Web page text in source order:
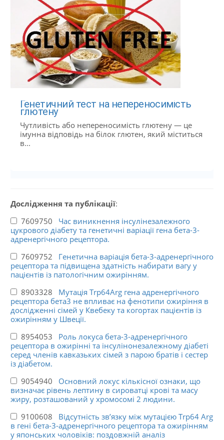
Генетичний тест на непереносимість
глютену
Чутливість або непереносимість глютену — це
імунна відповідь на білок глютен, який міститься
в...
Дослідження та публікації:
7609750 Час виникнення інсулінезалежного
цукрового діабету та генетичні варіації гена бета-3-
адренергічного рецептора.
7609752 Генетична варіація бета-3-адренергічного
рецептора та підвищена здатність набирати вагу у
пацієнтів із патологічним ожирінням.
8903328 Мутація Trp64Arg гена адренергічного
рецептора бета3 не впливає на фенотипи ожиріння в
дослідженні сімей у Квебеку та когортах пацієнтів із
ожирінням у Швеції.
8954053 Роль локуса бета-3-адренергічного
рецептора в ожирінні та інсулінонезалежному діабеті
серед членів кавказьких сімей з парою братів і сестер
із діабетом.
9054940 Основний локус кількісної ознаки, що
визначає рівень лептину в сироватці крові та масу
жиру, розташований у хромосомі 2 людини.
9100608 Відсутність зв’язку між мутацією Trp64 Arg
в гені бета-3-адренергічного рецептора та ожирінням
у японських чоловіків: поздовжній аналіз